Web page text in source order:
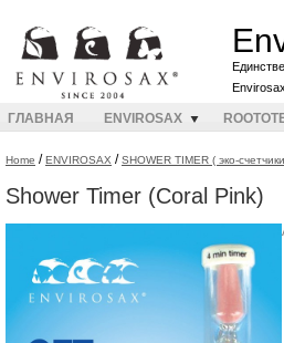
ГЛАВНАЯ ENVIROSAX
Home /ENVIROSAX /SHOWER TIMER ( эко-
Shower Timer (Coral Pink)